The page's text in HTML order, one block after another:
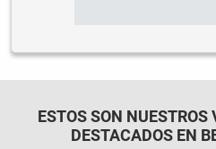
ESTOS SON
DESTACADOS EN